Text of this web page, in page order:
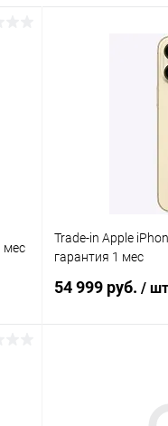
мес
Trade-in Apple
гарантия 1 мес
54 999 руб. / шт